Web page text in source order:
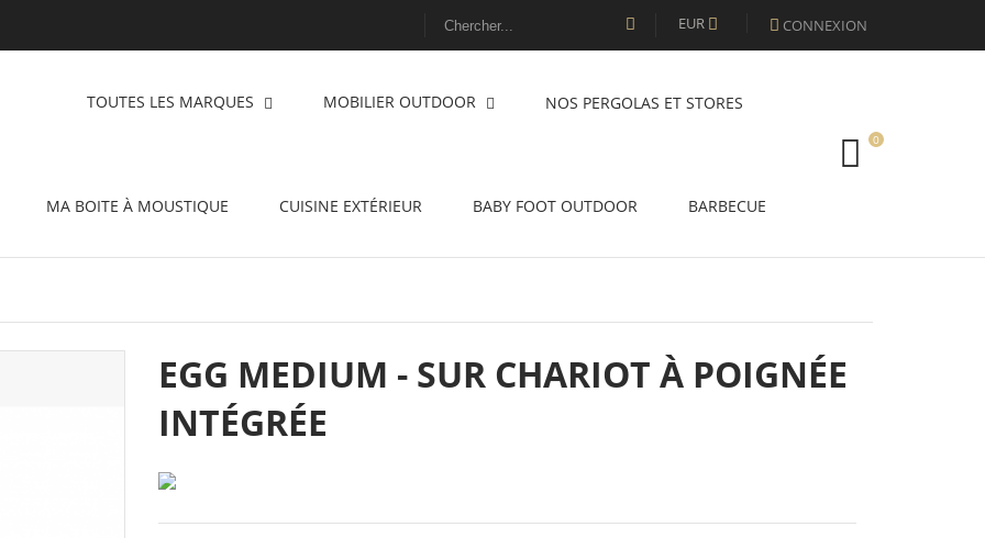
 EUR  CONNEXION
TOUTES LES MARQUES MOBILIER OUTDOOR NOS PERGOLAS ET STORES
MA BOITE À MOUSTIQUE CUISINE EXTÉRIEUR BABY FOOT OUTDOOR BARBECUE
0
EGG MEDIUM - SUR CHARIOT À POIGNÉE
INTÉGRÉE